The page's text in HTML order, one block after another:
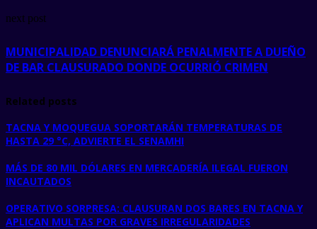
next post
MUNICIPALIDAD DENUNCIARÁ PENALMENTE A DUEÑO
DE BAR CLAUSURADO DONDE OCURRIÓ CRIMEN
Related posts
TACNA Y MOQUEGUA SOPORTARÁN TEMPERATURAS DE
HASTA 29 °C, ADVIERTE EL SENAMHI
MÁS DE 80 MIL DÓLARES EN MERCADERÍA ILEGAL FUERON
INCAUTADOS
OPERATIVO SORPRESA: CLAUSURAN DOS BARES EN TACNA Y
APLICAN MULTAS POR GRAVES IRREGULARIDADES